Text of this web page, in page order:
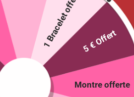
2023 – Modèle fantaisie
2.00
Ajouter au panier
2.00
Montre offerte
1 Bracelet offert5 € Offert